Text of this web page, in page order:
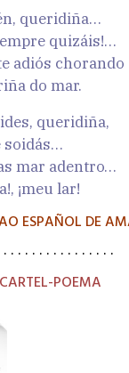
queridiña…
quizáis!…
adiós chorando
do mar.
queridiña,
soidás…
mar adentro…
¡meu lar!
ESPAÑOL DE
. . . . . . . . . . . . . . .
POEMA